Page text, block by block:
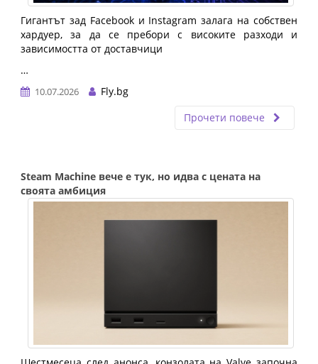
Гигантът зад Facebook и Instagram залага на собствен
хардуер, за да се пребори с високите разходи и
зависимостта от доставчици
…
10.07.2026
Fly.bg
Прочети повече
Steam Machine вече е тук, но идва с цената на
своята амбиция